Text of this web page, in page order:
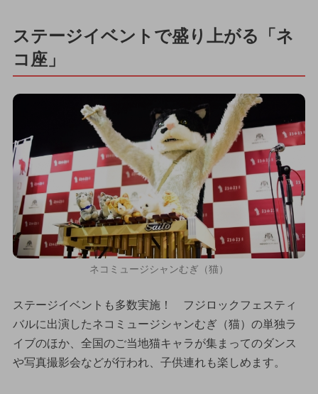
ステージイベントで盛り上がる「ネ
コ座」
ネコミュージシャンむぎ（猫）
ステージイベントも多数実施！ フジロックフェスティ
バルに出演したネコミュージシャンむぎ（猫）の単独ラ
イブのほか、全国のご当地猫キャラが集まってのダンス
や写真撮影会などが行われ、子供連れも楽しめます。